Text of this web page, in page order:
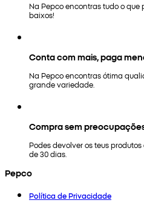
Na Pepco encontras tudo o
baixos!
Conta com mais, paga
Na Pepco encontras ótima
grande variedade.
Compra sem
Podes devolver os teus
de 30 dias.
Pepco
Política de Privacidade